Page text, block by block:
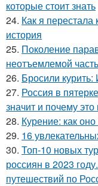
которые стоит знать
24. Как я перестала
история
25. Поколение
неотъемлемой
26. Бросили
27. Россия в
значит и почему
28. Курение: как
29. 16
30. Топ-10 новых
россиян в 2023
путешествий по